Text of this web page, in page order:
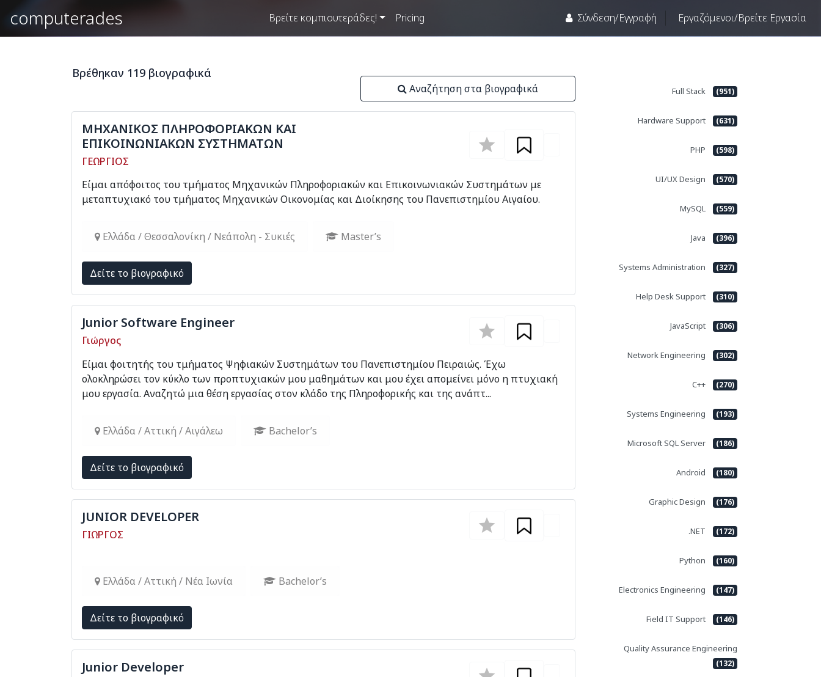
computerades Βρείτε κομπιουτεράδες! Pricing Σύνδεση/Εγγραφή Eργαζόμενοι/Βρείτε Εργασία
Βρέθηκαν 119 βιογραφικά
Αναζήτηση στα βιογραφικά
ΜΗΧΑΝΙΚΟΣ ΠΛΗΡΟΦΟΡΙΑΚΩΝ ΚΑΙ
ΕΠΙΚΟΙΝΩΝΙΑΚΩΝ ΣΥΣΤΗΜΑΤΩΝ
ΓΕΩΡΓΙΟΣ
Είμαι απόφοιτος του τμήματος Μηχανικών Πληροφοριακών και Επικοινωνιακών Συστημάτων με
μεταπτυχιακό του τμήματος Μηχανικών Οικονομίας και Διοίκησης του Πανεπιστημίου Αιγαίου.
Ελλάδα / Θεσσαλονίκη / Νεάπολη - Συκιές Master’s
Δείτε το βιογραφικό
Junior Software Engineer
Γιώργος
Είμαι φοιτητής του τμήματος Ψηφιακών Συστημάτων του Πανεπιστημίου Πειραιώς. Έχω
ολοκληρώσει τον κύκλο των προπτυχιακών μου μαθημάτων και μου έχει απομείνει μόνο η πτυχιακή
μου εργασία. Αναζητώ μια θέση εργασίας στον κλάδο της Πληροφορικής και της ανάπτ...
Ελλάδα / Αττική / Αιγάλεω Bachelor’s
Δείτε το βιογραφικό
JUNIOR DEVELOPER
ΓΙΩΡΓΟΣ
Ελλάδα / Αττική / Νέα Ιωνία Bachelor’s
Δείτε το βιογραφικό
Junior Developer
Full Stack (951)
Hardware Support (631)
PHP (598)
UI/UX Design (570)
MySQL (559)
Java (396)
Systems Administration (327)
Help Desk Support (310)
JavaScript (306)
Network Engineering (302)
C++ (270)
Systems Engineering (193)
Microsoft SQL Server (186)
Android (180)
Graphic Design (176)
.NET (172)
Python (160)
Electronics Engineering (147)
Field IT Support (146)
Quality Assurance Engineering
(132)